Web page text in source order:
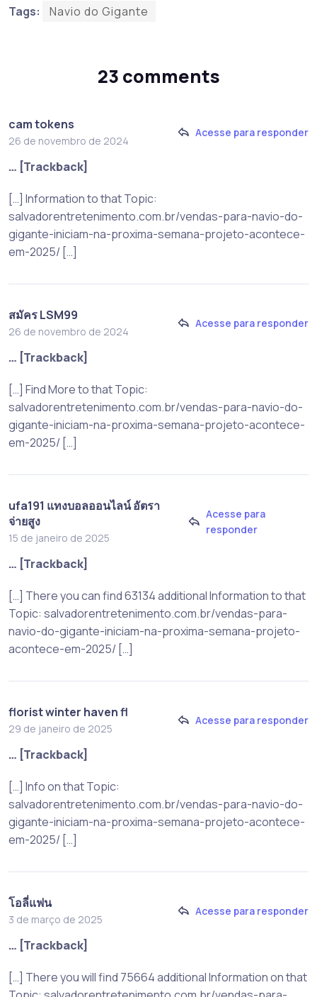
Tags: Navio do Gigante
23 comments
cam tokens
26 de novembro de 2024
Acesse para responder
… [Trackback]
[…] Information to that Topic:
salvadorentretenimento.com.br/vendas-para-navio-do-
gigante-iniciam-na-proxima-semana-projeto-acontece-
em-2025/ […]
สมัคร LSM99
26 de novembro de 2024
Acesse para responder
… [Trackback]
[…] Find More to that Topic:
salvadorentretenimento.com.br/vendas-para-navio-do-
gigante-iniciam-na-proxima-semana-projeto-acontece-
em-2025/ […]
ufa191 แทงบอลออนไลน์ อัตรา
จ่ายสูง
15 de janeiro de 2025
Acesse para
responder
… [Trackback]
[…] There you can find 63134 additional Information to that
Topic: salvadorentretenimento.com.br/vendas-para-
navio-do-gigante-iniciam-na-proxima-semana-projeto-
acontece-em-2025/ […]
florist winter haven fl
29 de janeiro de 2025
Acesse para responder
… [Trackback]
[…] Info on that Topic:
salvadorentretenimento.com.br/vendas-para-navio-do-
gigante-iniciam-na-proxima-semana-projeto-acontece-
em-2025/ […]
โอลี่แฟน
3 de março de 2025
Acesse para responder
… [Trackback]
[…] There you will find 75664 additional Information on that